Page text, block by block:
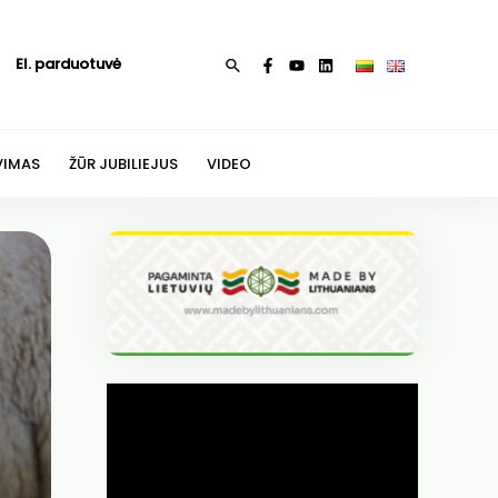
El. parduotuvė Paieška
ŽŪR JUBILIEJUS VIDEO